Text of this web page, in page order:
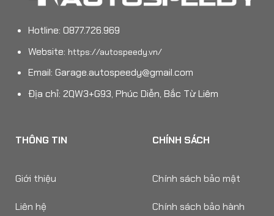
Hotline: 0877.726.969
Website: https://autospeedy.vn/
Email: Garage.autospeedy@gmail.com
Địa chỉ: 2QW3+G93, Phúc Diễn, Bắc Từ Liêm
THÔNG TIN
Giới thiệu
Liên hệ
CHÍNH SÁCH
Chính sách bảo mật
Chính sách bảo hành